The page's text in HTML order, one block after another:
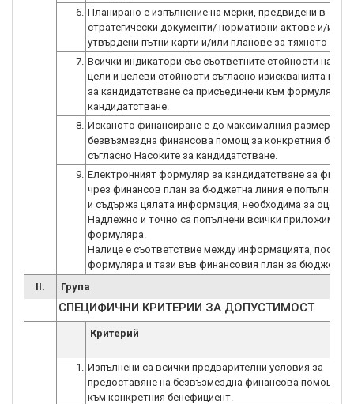
6. Планирано е изпълнение на мерки, предвидени в
стратегически документи/ нормативни актове и/или в
утвърдени пътни карти и/или планове за тяхното
7. Всички индикатори със съответните стойности на
цели и целеви стойности съгласно изискванията на
за кандидатстване са присъединени към формуляра
кандидатстване.
8. Исканото финансиране е до максималния размер на
безвъзмездна финансова помощ за конкретния
съгласно Насоките за кандидатстване.
9. Електронният формуляр за кандидатстване за
чрез финансов план за бюджетна линия е попълнен
и съдържа цялата информация, необходима за
Надлежно и точно са попълнени всички приложими
формуляра.
Налице е съответствие между информацията,
формуляра и тази във финансовия план за бюджетна
II.
Група
СПЕЦИФИЧНИ КРИТЕРИИ ЗА ДОПУСТИМОСТ
Критерий
1. Изпълнени са всички предварителни условия за
предоставяне на безвъзмездна финансова помощ,
към конкретния бенефициент.